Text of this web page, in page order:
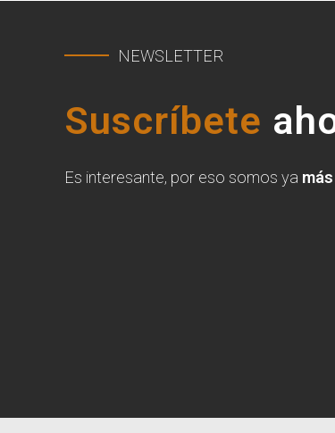
NEWSLETTER
Suscríbete
Es interesante, por eso somos ya